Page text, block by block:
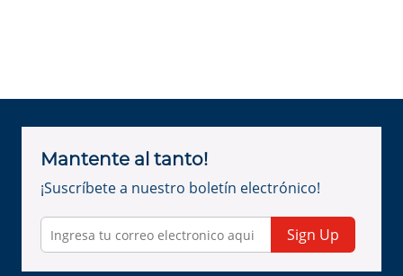
Mantente al tanto!
¡Suscríbete a nuestro boletín electrónico!
Sign Up